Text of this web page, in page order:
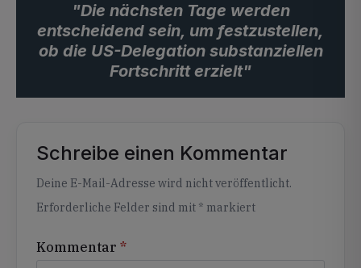
"Die nächsten Tage werden
entscheidend sein, um festzustellen,
ob die US-Delegation substanziellen
Fortschritt erzielt"
Schreibe einen Kommentar
Deine E-Mail-Adresse wird nicht veröffentlicht.
Erforderliche Felder sind mit * markiert
Kommentar *
Alternative: